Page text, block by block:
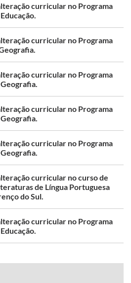
curricular no Programa
curricular no Programa
curricular no Programa
curricular no Programa
curricular no Programa
curricular no curso de
de Língua Portuguesa
do Sul.
curricular no Programa